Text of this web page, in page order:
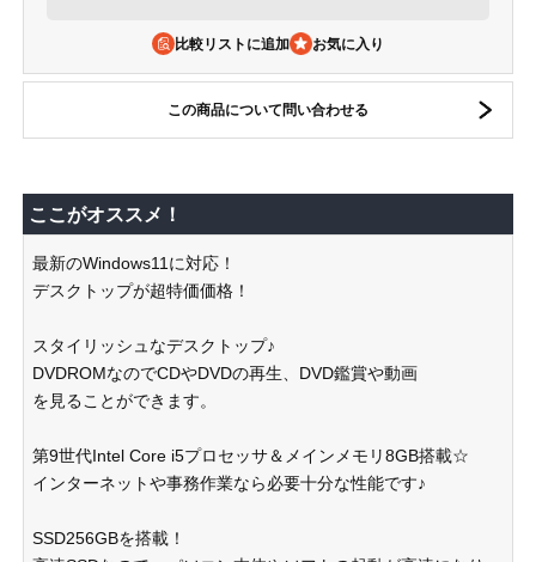
比較リストに追加
この商品について問い合わせる
ここがオススメ！
最新のWindows11に対応！
デスクトップが超特価価格！
スタイリッシュなデスクトップ♪
DVDROMなのでCDやDVDの再生、DVD鑑賞や動画
を見ることができます。
第9世代Intel Core i5プロセッサ＆メインメモリ8GB搭載☆
インターネットや事務作業なら必要十分な性能です♪
SSD256GBを搭載！